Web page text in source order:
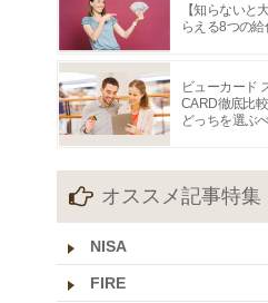
【知らないと
らえる8つの給
ビューカード
CARD徹底比
どっちを選ぶ
オススメ記事特集
NISA
FIRE